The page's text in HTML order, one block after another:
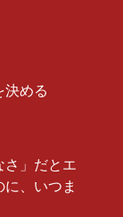
決める
さ」だとエ
、いつま